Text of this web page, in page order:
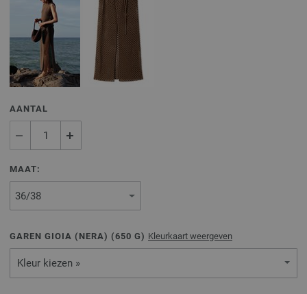
AANTAL
MAAT:
GAREN GIOIA (NERA) (650 G) Kleurkaart weergeven
Kleur kiezen »